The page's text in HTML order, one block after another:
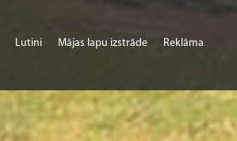
Lutini Mājas lapu izstrāde Reklāma